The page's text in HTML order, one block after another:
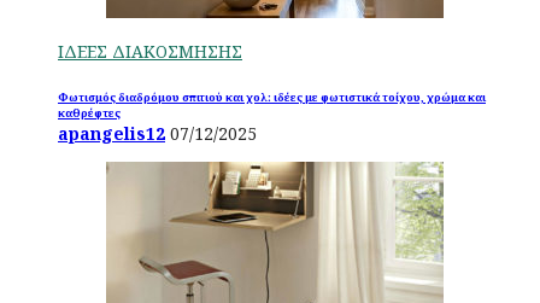
ΙΔΕΕΣ ΔΙΑΚΟΣΜΗΣΗΣ
Φωτισμός διαδρόμου σπιτιού και χολ: ιδέες με φωτιστικά τοίχου, χρώμα και
καθρέφτες
apangelis12 07/12/2025